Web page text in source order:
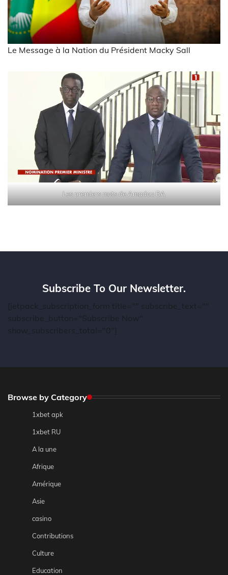
Le Message à la Nation du Président Macky Sall
Les premiers mots de Amadou BA
Subscribe To Our Newsletter.
[jetpack_subscription_form title="" subscribe_text=""
subscribe_button="Subscribe Now"
show_subscribers_total="0"]
Browse by Category
1xbet apk
1xbet RU
A la une
Afrique
Amérique
Asie
casino
Contributions
Culture
Education